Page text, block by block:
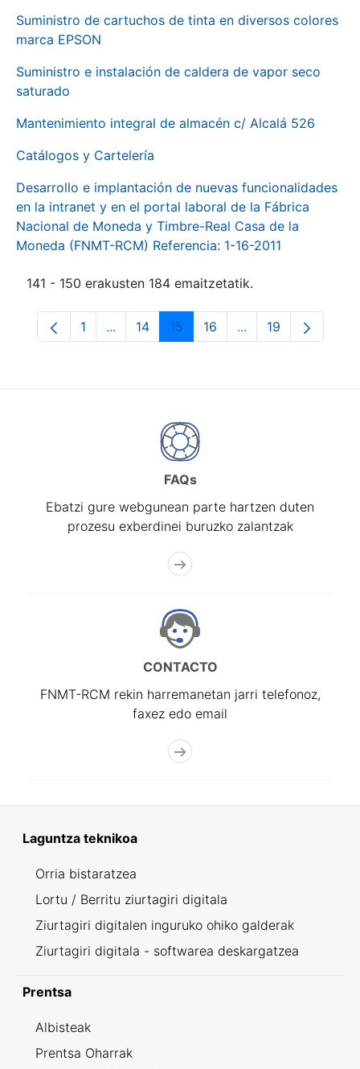
Suministro de cartuchos de tinta en diversos colores
marca EPSON
Suministro e instalación de caldera de vapor seco
saturado
Mantenimiento integral de almacén c/ Alcalá 526
Catálogos y Cartelería
Desarrollo e implantación de nuevas funcionalidades
en la intranet y en el portal laboral de la Fábrica
Nacional de Moneda y Timbre-Real Casa de la
Moneda (FNMT-RCM) Referencia: 1-16-2011
141 - 150 erakusten 184 emaitzetatik.
Orrialdea
1 ...Intermediate Pages Use TAB to navigate.
Orrialdea
14 Orrialdea
15 Orrialdea
16 ...Intermediate
Orrialdea
19
FAQs
Ebatzi gure webgunean parte hartzen duten
prozesu exberdinei buruzko zalantzak
CONTACTO
FNMT-RCM rekin harremanetan jarri telefonoz,
faxez edo email
Laguntza teknikoa
Orria bistaratzea
Lortu / Berritu ziurtagiri digitala
Ziurtagiri digitalen inguruko ohiko galderak
Ziurtagiri digitala - softwarea deskargatzea
Prentsa
Albisteak
Prentsa Oharrak